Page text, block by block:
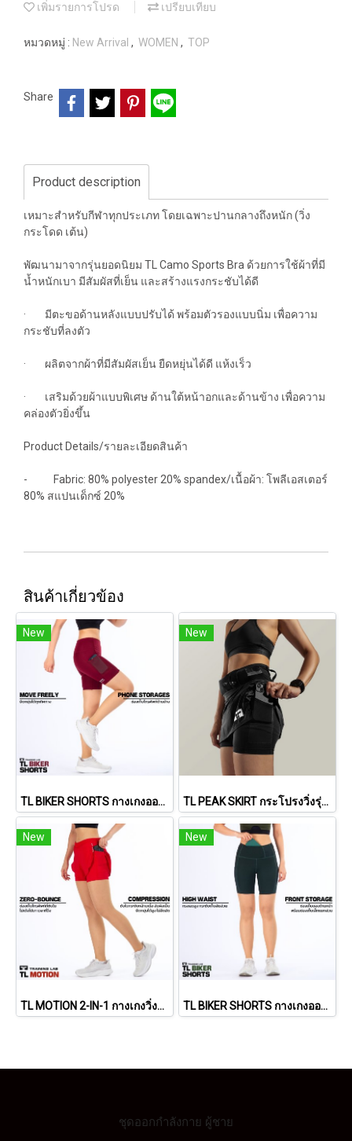
เพิ่มรายการโปรด เปรียบเทียบ
หมวดหมู่ : New Arrival , WOMEN , TOP
Share
Product description
เหมาะสำหรับกีฬาทุกประเภท โดยเฉพาะปานกลางถึงหนัก (วิ่ง
กระโดด เต้น)
พัฒนามาจากรุ่นยอดนิยม TL Camo Sports Bra ด้วยการใช้ผ้าที่มี
น้ำหนักเบา มีสัมผัสที่เย็น และสร้างแรงกระชับได้ดี
· มีตะขอด้านหลังแบบปรับได้ พร้อมตัวรองแบบนิ่ม เพื่อความ
กระชับที่ลงตัว
· ผลิตจากผ้าที่มีสัมผัสเย็น ยืดหยุ่นได้ดี แห้งเร็ว
· เสริมด้วยผ้าแบบพิเศษ ด้านใต้หน้าอกและด้านข้าง เพื่อความ
คล่องตัวยิ่งขึ้น
Product Details/รายละเอียดสินค้า
- Fabric: 80% polyester 20% spandex/เนื้อผ้า: โพลีเอสเตอร์
80% สแปนเด็กซ์ 20%
สินค้าเกี่ยวข้อง
New
TL BIKER SHORTS กางเกงออกกำลังขาสั้นทรงเอวสูง (Burgundy Red)
New
TL PEAK SKIRT กระโปรงวิ่งรุ่น พีค
New
TL MOTION 2-IN-1 กางเกงวิ่งผู้หญิง รุ่น โมชั่น
New
TL BIKER SHORTS กางเกงออกกำลังขาสั้นทรงเอวสูง (Dark Forrest)
ชุดออกกำลังกาย ผู้ชาย